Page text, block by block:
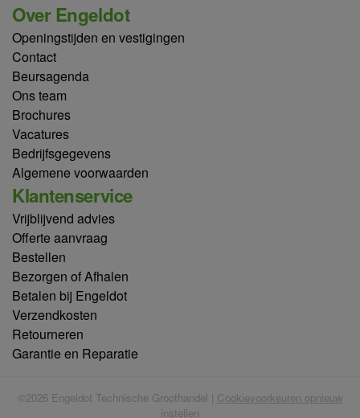
Over Engeldot
Openingstijden en vestigingen
Contact
Beursagenda
Ons team
Brochures
Vacatures
Bedrijfsgegevens
Algemene voorwaarden
Klantenservice
Vrijblijvend advies
Offerte aanvraag
Bestellen
Bezorgen of Afhalen
Betalen bij Engeldot
Verzendkosten
Retourneren
Garantie en Reparatie
©2026 Engeldot Technische Groothandel | Cookievoorkeuren opnieuw
instellen